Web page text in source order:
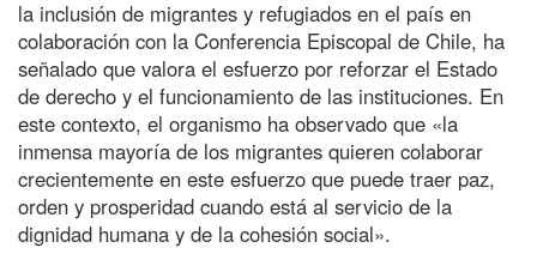
la inclusión de migrantes y refugiados en el país en
colaboración con la Conferencia Episcopal de Chile, ha
señalado que valora el esfuerzo por reforzar el Estado
de derecho y el funcionamiento de las instituciones. En
este contexto, el organismo ha observado que «la
inmensa mayoría de los migrantes quieren colaborar
crecientemente en este esfuerzo que puede traer paz,
orden y prosperidad cuando está al servicio de la
dignidad humana y de la cohesión social».